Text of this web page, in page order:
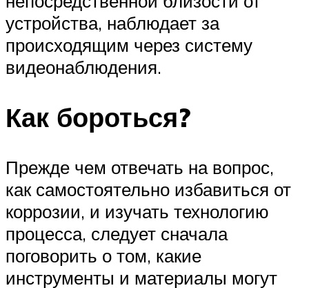
устройства, наблюдает за
происходящим через систему
видеонаблюдения.
Как бороться?
Прежде чем отвечать на вопрос,
как самостоятельно избавиться от
коррозии, и изучать технологию
процесса, следует сначала
поговорить о том, какие
инструменты и материалы могут